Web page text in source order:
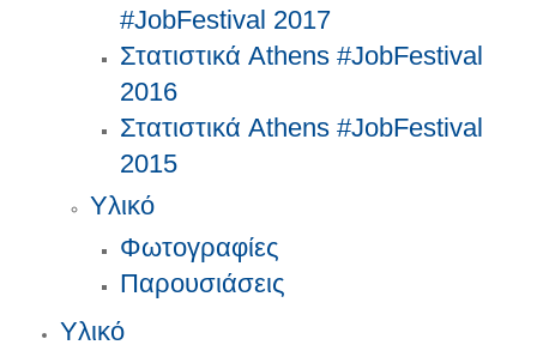
#JobFestival 2017
Στατιστικά Athens #JobFestival
2016
Στατιστικά Athens #JobFestival
2015
Υλικό
Φωτογραφίες
Παρουσιάσεις
Υλικό